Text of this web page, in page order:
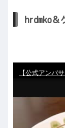
hrdmko